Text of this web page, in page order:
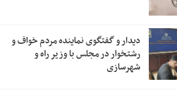
دیدار و گفتگوی نماینده مردم خواف و
رشتخوار در مجلس با وزیر راه و
شهرسازی